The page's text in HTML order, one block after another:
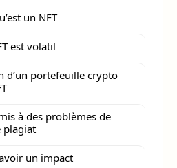
un NFT
est volatil
d’un portefeuille crypto
à des problèmes de
plagiat
un impact